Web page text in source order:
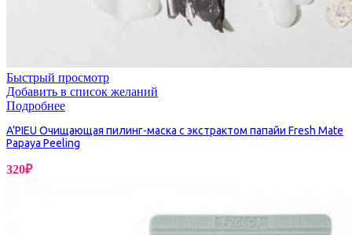
Быстрый просмотр
Добавить в список желаний
Подробнее
A’PIEU Очищающая пилинг-маска с экстрактом папайи Fresh Mate
Papaya Peeling
320₽